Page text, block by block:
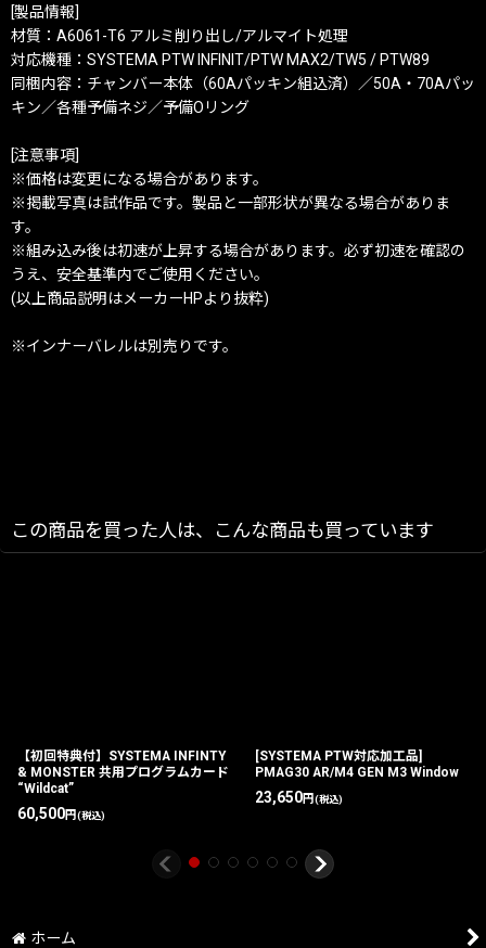
[製品情報]
材質：A6061-T6 アルミ削り出し/アルマイト処理
対応機種：SYSTEMA PTW INFINIT/PTW MAX2/TW5 / PTW89
同梱内容：チャンバー本体（60Aパッキン組込済）／50A・70Aパッ
キン／各種予備ネジ／予備Oリング
[注意事項]
※価格は変更になる場合があります。
※掲載写真は試作品です。製品と一部形状が異なる場合がありま
す。
※組み込み後は初速が上昇する場合があります。必ず初速を確認の
うえ、安全基準内でご使用ください。
(以上商品説明はメーカーHPより抜粋)
※インナーバレルは別売りです。
この商品を買った人は、こんな商品も買っています
【初回特典付】SYSTEMA INFINTY
& MONSTER 共用プログラムカード
“Wildcat”
60,500円(税込)
[SYSTEMA PTW対応加工品]
PMAG30 AR/M4 GEN M3 Window
23,650円(税込)
ホーム